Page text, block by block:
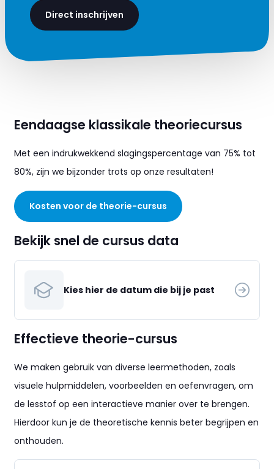
Direct inschrijven
Eendaagse klassikale theoriecursus
Met een indrukwekkend slagingspercentage van 75% tot
80%, zijn we bijzonder trots op onze resultaten!
Kosten voor de theorie-cursus
Bekijk snel de cursus data
Kies hier de datum die bij je past
Effectieve theorie-cursus
We maken gebruik van diverse leermethoden, zoals
visuele hulpmiddelen, voorbeelden en oefenvragen, om
de lesstof op een interactieve manier over te brengen.
Hierdoor kun je de theoretische kennis beter begrijpen en
onthouden.